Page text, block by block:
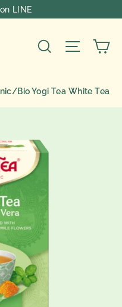
LINE
Search Site
Bio Yogi Tea White Tea